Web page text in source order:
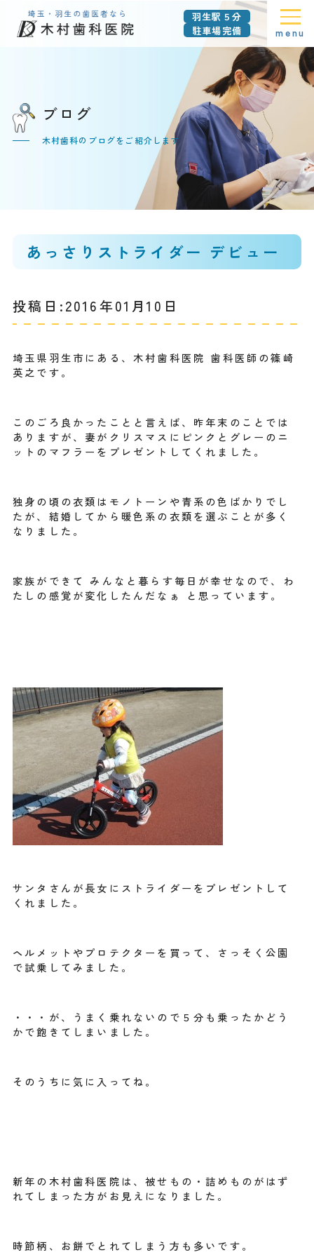
羽生駅５分
駐車場完備
menu
ブログ
木村歯科のブログをご紹介します
あっさりストライダー デビュー
投稿日:2016年01月10日
埼玉県羽生市にある、木村歯科医院 歯科医師の篠崎
英之です。
このごろ良かったことと言えば、昨年末のことでは
ありますが、妻がクリスマスにピンクとグレーのニ
ットのマフラーをプレゼントしてくれました。
独身の頃の衣類はモノトーンや青系の色ばかりでし
たが、結婚してから暖色系の衣類を選ぶことが多く
なりました。
家族ができて みんなと暮らす毎日が幸せなので、わ
たしの感覚が変化したんだなぁ と思っています。
サンタさんが長女にストライダーをプレゼントして
くれました。
ヘルメットやプロテクターを買って、さっそく公園
で試乗してみました。
・・・が、うまく乗れないので５分も乗ったかどう
かで飽きてしまいました。
そのうちに気に入ってね。
新年の木村歯科医院は、被せもの・詰めものがはず
れてしまった方がお見えになりました。
時節柄、お餅でとれてしまう方も多いです。